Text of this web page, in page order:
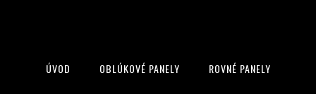
ÚVOD OBLÚKOVÉ PANELY ROVNÉ PANELY